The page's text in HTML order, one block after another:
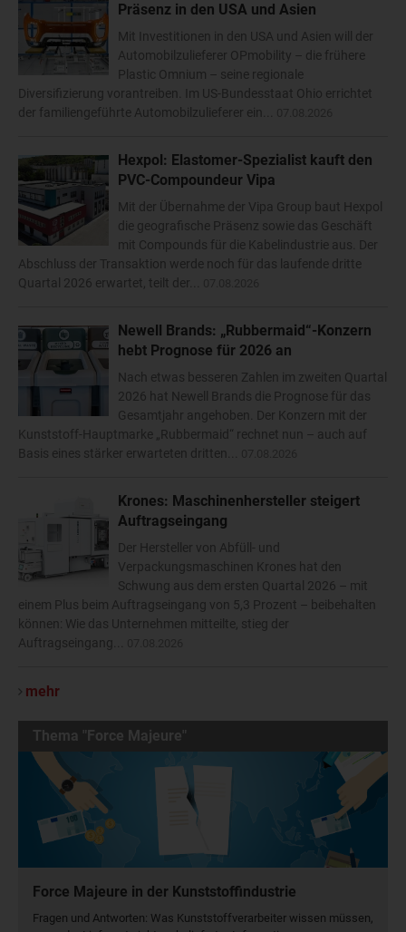
Präsenz in den USA und Asien
Mit Investitionen in den USA und Asien will der
Automobilzulieferer OPmobility – die frühere
Plastic Omnium – seine regionale
Diversifizierung vorantreiben. Im US-Bundesstaat Ohio errichtet
der familiengeführte Automobilzulieferer ein...
Hexpol: Elastomer-Spezialist kauft den
PVC-Compoundeur Vipa
Mit der Übernahme der Vipa Group baut Hexpol
die geografische Präsenz sowie das Geschäft
mit Compounds für die Kabelindustrie aus. Der
Abschluss der Transaktion werde noch für das laufende dritte
Quartal 2026 erwartet, teilt der...
Newell Brands: „Rubbermaid“-Konzern
hebt Prognose für 2026 an
Nach etwas besseren Zahlen im zweiten Quartal
2026 hat Newell Brands die Prognose für das
Gesamtjahr angehoben. Der Konzern mit der
Kunststoff-Hauptmarke „Rubbermaid“ rechnet nun – auch auf
Basis eines stärker erwarteten dritten...
Krones: Maschinenhersteller steigert
Auftragseingang
Der Hersteller von Abfüll- und
Verpackungsmaschinen Krones hat den
Schwung aus dem ersten Quartal 2026 – mit
einem Plus beim Auftragseingang von 5,3 Prozent – beibehalten
können: Wie das Unternehmen mitteilte, stieg der
Auftragseingang...
mehr
Thema "Force Majeure"
Force Majeure in der Kunststoffindustrie
Fragen und Antworten: Was Kunst­stoff­verarbeiter wissen müssen,